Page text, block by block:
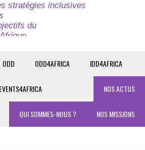
stratégies inclusives
du
ODD ODD4AFRICA IDD4AFRICA
EVENTS4AFRICA NOS ACTUS
NOS MISSIONS
QUI SOMMES-NOUS ?